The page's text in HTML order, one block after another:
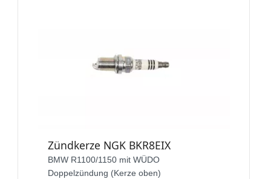
Zündkerze NGK BKR8EIX
BMW R1100/1150 mit WÜDO
Doppelzündung (Kerze oben)